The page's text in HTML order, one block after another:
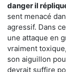
danger il
sent menacé
agressif. Dans
une attaque en
vraiment
son aiguillon
devrait suffire